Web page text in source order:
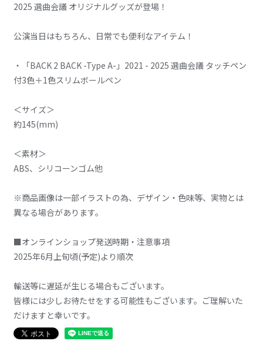
2025 選曲会議 オリジナルグッズが登場！
公演当日はもちろん、日常でも便利なアイテム！
・「BACK 2 BACK -Type A-」2021 - 2025 選曲会議 タッチペン
付3色＋1色スリムボールペン
＜サイズ＞
約145(mm)
＜素材＞
ABS、シリコーンゴム他
※商品画像は一部イラストの為、デザイン・色味等、実物とは
異なる場合があります。
■オンラインショップ発送時期・注意事項
2025年6月上旬頃(予定)より順次
輸送等に遅延が生じる場合もございます。
皆様には少しお待たせをする可能性もございます。ご理解いた
だけますと幸いです。